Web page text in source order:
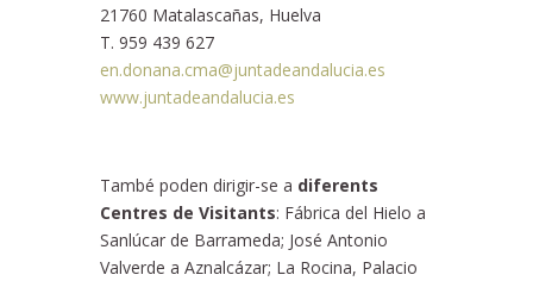
21760 Matalascañas, Huelva
T. 959 439 627
en.donana.cma@juntadeandalucia.es
www.juntadeandalucia.es
També poden dirigir-se a diferents
Centres de Visitants: Fábrica del Hielo a
Sanlúcar de Barrameda; José Antonio
Valverde a Aznalcázar; La Rocina, Palacio